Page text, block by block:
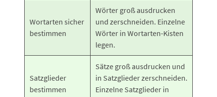
Wortarten sicher
bestimmen
Wörter groß ausdrucken
und zerschneiden. Einzelne
Wörter in Wortarten-Kisten
legen.
Satzglieder
bestimmen
Sätze groß ausdrucken und
in Satzglieder zerschneiden.
Einzelne Satzglieder in